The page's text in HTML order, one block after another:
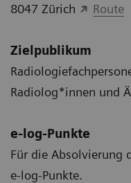
8047 Zürich
Route
Zielpublikum
Radiolog*innen und
e-log-Punkte
Für die Absolvierung
e-log-Punkte.